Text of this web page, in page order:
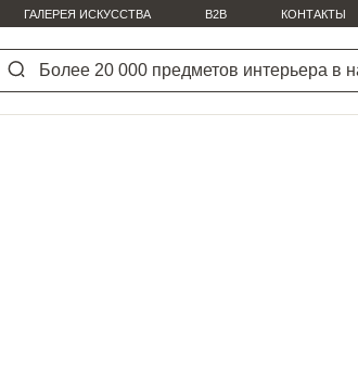
ГАЛЕРЕЯ ИСКУССТВА B2B КОНТАКТЫ